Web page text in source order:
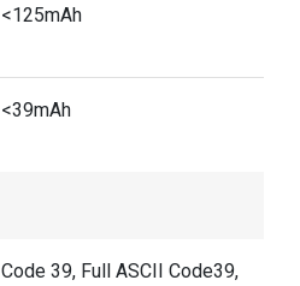
<125mAh
<39mAh
Code 39, Full ASCII Code39,